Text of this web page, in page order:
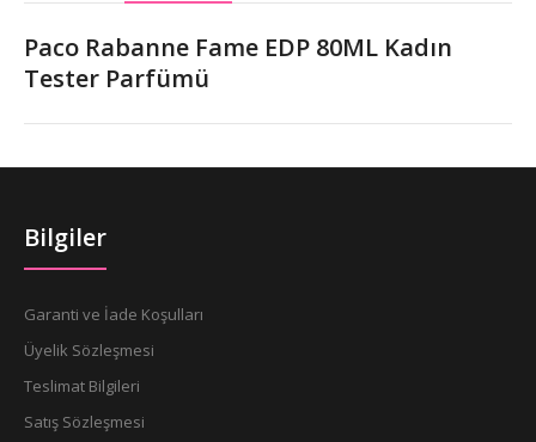
Paco Rabanne Fame EDP 80ML Kadın
Tester Parfümü
Bilgiler
Garanti ve İade Koşulları
Üyelik Sözleşmesi
Teslimat Bilgileri
Satış Sözleşmesi